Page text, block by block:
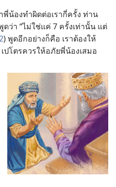
น้อง​ทำ​ผิด​ต่อ​เรา​กี่​ครั้ง ท่าน​
ว่า “ไม่​ใช่​แค่ 7 ครั้ง​เท่า​นั้น แต่​
) พูด​อีก​อย่าง​ก็​คือ เรา​ต้อง​ให้​
ปโตร​ควร​ให้​อภัย​พี่​น้อง​เสมอ